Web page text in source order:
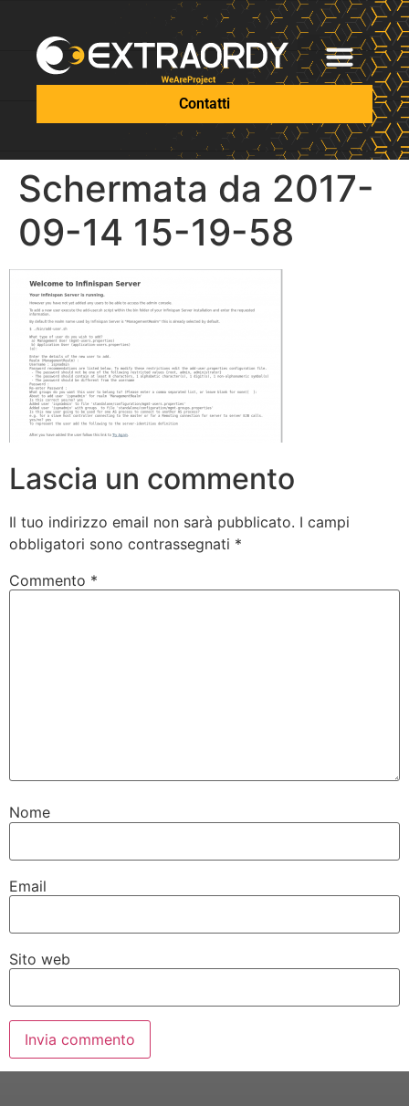
Contatti
Schermata da 2017-
09-14 15-19-58
Lascia un commento
Il tuo indirizzo email non sarà pubblicato. I campi
obbligatori sono contrassegnati *
Commento *
Nome
Email
Sito web